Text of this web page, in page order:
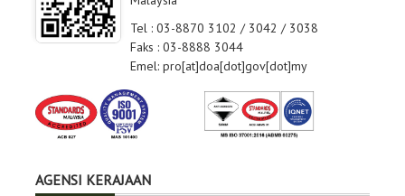
Tel : 03-8870 3102 / 3042 / 3038
Faks : 03-8888 3044
Emel: pro[at]doa[dot]gov[dot]my
AGENSI KERAJAAN